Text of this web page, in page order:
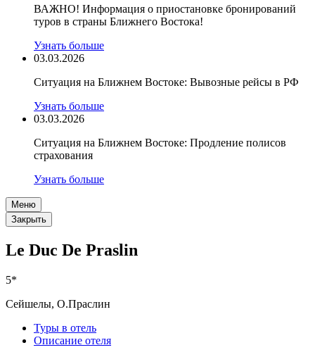
ВАЖНО! Информация о приостановке бронирований
туров в страны Ближнего Востока!
Узнать больше
03.03.2026
Ситуация на Ближнем Востоке: Вывозные рейсы в РФ
Узнать больше
03.03.2026
Ситуация на Ближнем Востоке: Продление полисов
страхования
Узнать больше
Меню
Закрыть
Le Duc De Praslin
5*
Сейшелы, О.Праслин
Туры в отель
Описание отеля